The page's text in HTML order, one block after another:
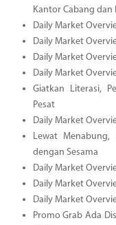
Kantor Cabang dan
Daily Market
Daily Market
Daily Market
Daily Market
Giatkan Literasi,
Pesat
Daily Market
Lewat
dengan Sesama
Daily Market
Daily Market
Daily Market
Promo Grab Ada